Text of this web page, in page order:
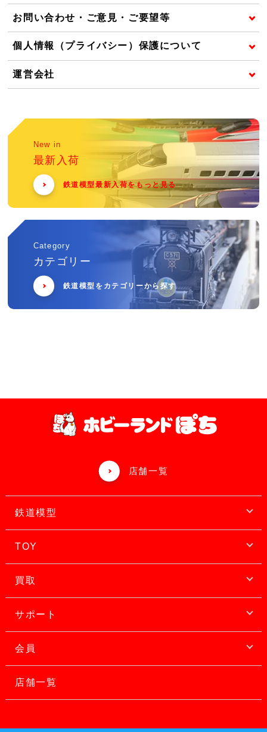
お問い合わせ・ご意見・ご要望等
個人情報（プライバシー）保護について
運営会社
New in
最新入荷
鉄道模型最新入荷をもっと見る
Category
カテゴリー
鉄道模型をカテゴリーから探す
店舗一覧
鉄道模型
TOY
買取
サポート
会員
店舗一覧